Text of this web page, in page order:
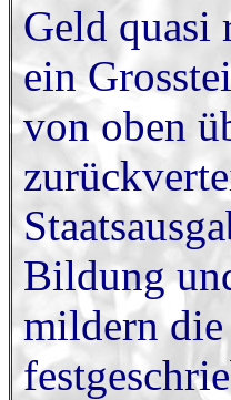
Geld quasi
ein
von oben
Bildung
mildern